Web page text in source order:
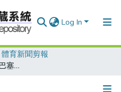
Log In
體育新聞剪報
世界杯田徑賽(1989年巴塞隆納) 亞洲代表隊進駐選手村 王惠珍將參加百米對決